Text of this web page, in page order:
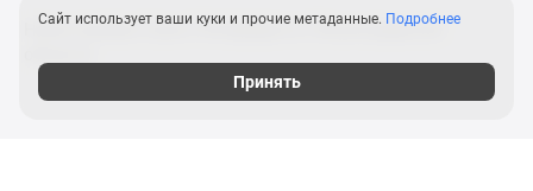
Новостройки Санкт-Петербурга и Ленинградской
Сайт использует ваши куки и прочие метаданные. Подробнее
Принять